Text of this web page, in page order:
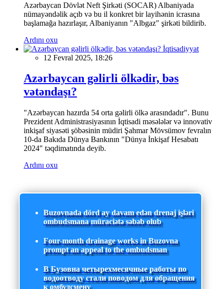
Azərbaycan Dövlət Neft Şirkəti (SOCAR) Albaniyada
nümayəndəlik açıb və bu il konkret bir layihənin icrasına
başlamağa hazırlaşır, Albaniyanın "Albgaz" şirkəti bildirib.
Ardını oxu
İqtisadiyyat
12 Fevral 2025, 18:26
Azərbaycan gəlirli ölkədir, bəs
vətəndaşı?
"Azərbaycan hazırda 54 orta gəlirli ölkə arasındadır". Bunu
Prezident Administrasiyasının İqtisadi məsələlər və innovativ
inkişaf siyasəti şöbəsinin müdiri Şahmar Mövsümov fevralın
10-da Bakıda Dünya Bankının "Dünya İnkişaf Hesabatı
2024" təqdimatında deyib.
Ardını oxu
Buzovnada dörd ay davam edən drenaj işləri
ombudsmana müraciətə səbəb olub
Four-month drainage works in Buzovna
prompt an appeal to the ombudsman
В Бузовна четырехмесячные работы по
водоотводу стали поводом для обращения
к омбудсмену